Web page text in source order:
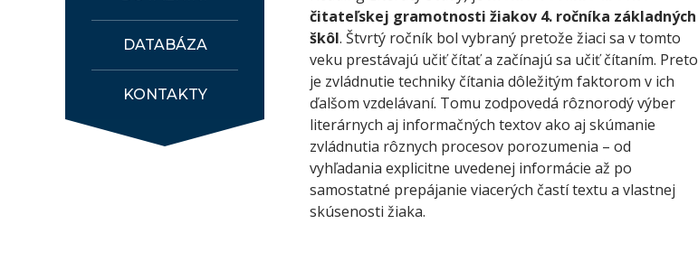
DATABÁZA
KONTAKTY
čitateľskej gramotnosti žiakov 4. ročníka základných
škôl. Štvrtý ročník bol vybraný pretože žiaci sa v tomto
veku prestávajú učiť čítať a začínajú sa učiť čítaním. Preto
je zvládnutie techniky čítania dôležitým faktorom v ich
ďalšom vzdelávaní. Tomu zodpovedá rôznorodý výber
literárnych aj informačných textov ako aj skúmanie
zvládnutia rôznych procesov porozumenia – od
vyhľadania explicitne uvedenej informácie až po
samostatné prepájanie viacerých častí textu a vlastnej
skúsenosti žiaka.